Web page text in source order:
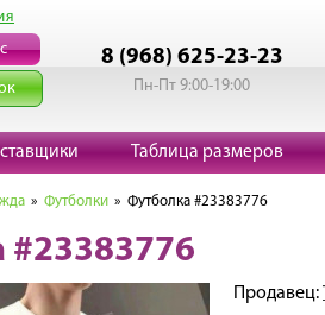
8 (968) 625-23-23
Пн-Пт 9:00-19:00
Таблица размеров
» Футболки » Футболка #23383776
#23383776
Продавец: